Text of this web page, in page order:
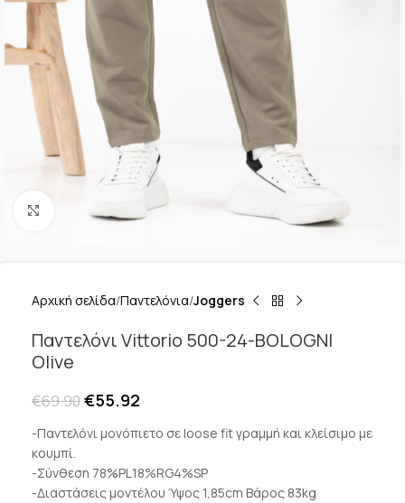
Κλικ για μεγέθυνση
Αρχική σελίδα Παντελόνια Joggers
Παντελόνι Vittorio 500-24-BOLOGNI
Olive
€69.90€55.92
-Παντελόνι μονόπιετο σε loose fit γραμμή και κλείσιμο με
κουμπί.
-Σύνθεση 78%PL18%RG4%SP
-Διαστάσεις μοντέλου Ύψος 1,85cm Βάρος 83kg